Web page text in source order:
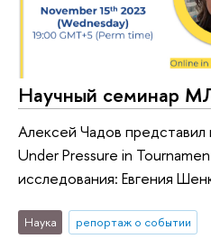
Научный семинар
Алексей Чадов
Under Pressure in
исследования: Евгения
Наука репортаж о событии